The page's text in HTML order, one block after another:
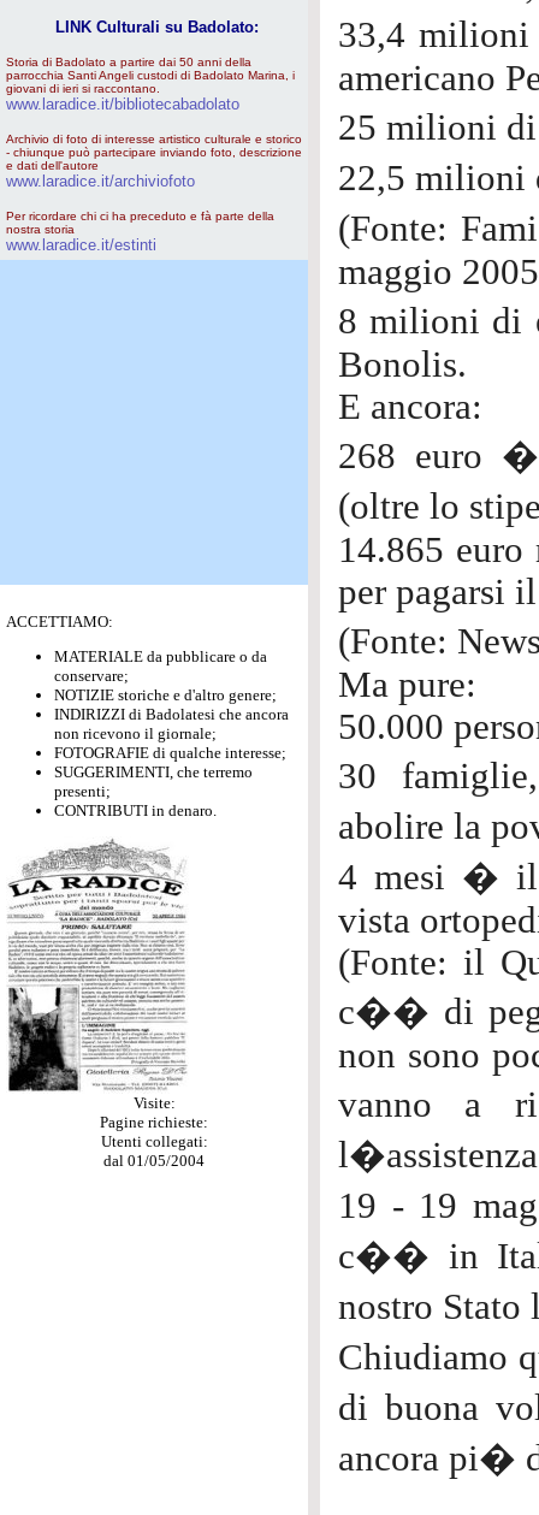
LINK Culturali su Badolato:
Storia di Badolato a partire dai 50 anni della
parrocchia Santi Angeli custodi di Badolato Marina, i
giovani di ieri si raccontano.
www.laradice.it/bibliotecabadolato
Archivio di foto di interesse artistico culturale e storico
- chiunque può partecipare inviando foto, descrizione
e dati dell'autore
www.laradice.it/archiviofoto
Per ricordare chi ci ha preceduto e fà parte della
nostra storia
www.laradice.it/estinti
ACCETTIAMO:
MATERIALE da pubblicare o da
conservare;
NOTIZIE storiche e d'altro genere;
INDIRIZZI di Badolatesi che ancora
non ricevono il giornale;
FOTOGRAFIE di qualche interesse;
SUGGERIMENTI, che terremo
presenti;
CONTRIBUTI in denaro.
Visite:
Pagine richieste:
Utenti collegati:
dal 01/05/2004
33,4 milioni
americano
25 milioni
22,5 milioni
(Fonte:
maggio
8 milioni di
Bonolis.
E ancora:
268 euro �
(oltre lo
14.865
per pagarsi
(Fonte:
Ma pure:
50.000
30
abolire la
4 mesi � il
vista
(Fonte: il
c�� di
non sono
vanno a
19 - 19
c�� in
nostro
Chiudiamo
di buona
ancora pi�